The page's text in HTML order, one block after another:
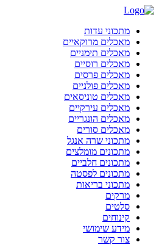
מתכוני עדות
מאכלים מרוקאיים
מאכלים תימניים
מאכלים רוסיים
מאכלים פרסים
מאכלים פולניים
מאכלים טוניסאים
מאכלים עירקיים
מאכלים הונגריים
מאכלים סורים
מתכוני שרה אנגל
מתכונים מומלצים
מתכונים חלביים
מתכונים לפסטה
מתכוני בריאות
מרקים
סלטים
קינוחים
מידע שימושי
צור קשר